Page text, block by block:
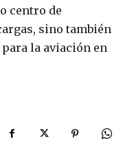
centro de
sino también
la aviación en